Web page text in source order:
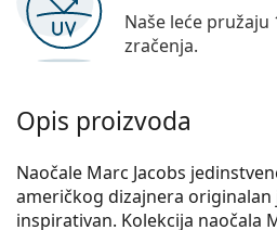
Naše leće pružaju
zračenja.
Opis proizvoda
Naočale Marc Jacobs
američkog dizajnera originalan
inspirativan. Kolekcija naočala